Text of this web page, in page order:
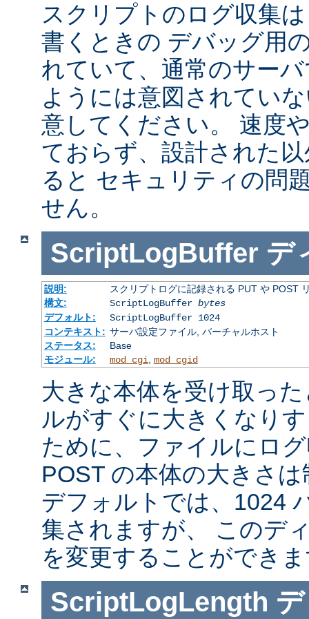
スクリプトのログ収集
書くときの デバッグ用
れていて、通常のサー
ようには意図されてい
意してください。 速度
ておらず、設計された
ると セキュリティの問
せん。
ScriptLogBuffer デ
説明:
スクリプトログに記録される PUT や POST
構文:
ScriptLogBuffer bytes
デフォルト:
ScriptLogBuffer 1024
コンテキスト: サーバ設定ファイル, バーチャルホスト
ステータス:
Base
モジュール:
mod_cgi mod_cgid
大きな本体を受け取っ
ルがすぐに大きくなり
ために、ファイルにロ
POST の本体の大きさ
デフォルトでは、1024
集されますが、 このデ
を変更することができ
ScriptLogLength